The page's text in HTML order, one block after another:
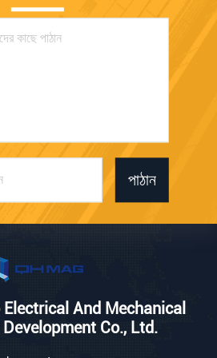
পাঠান
And Mechanical
Co., Ltd.